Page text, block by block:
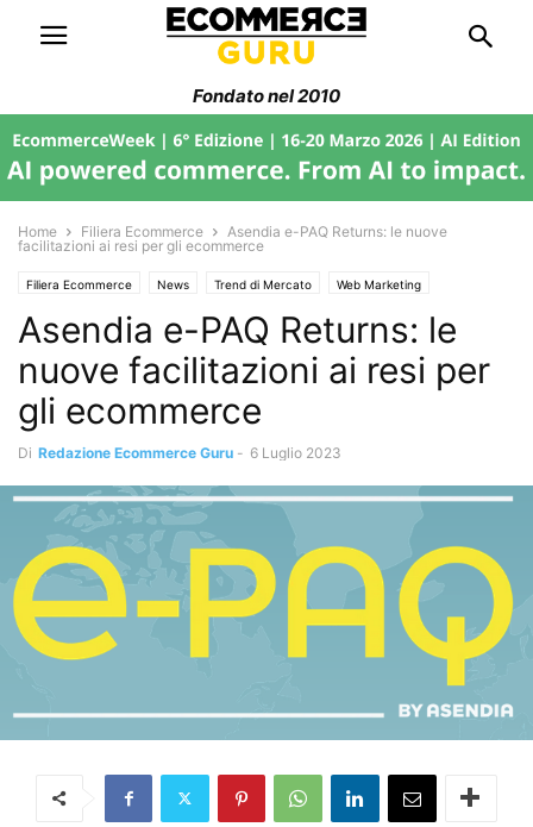
Fondato nel 2010
Home Filiera Ecommerce
Asendia e-PAQ Returns: le nuove
facilitazioni ai resi per gli ecommerce
Filiera Ecommerce News Trend di Mercato Web Marketing
Asendia e-PAQ Returns: le
nuove facilitazioni ai resi per
gli ecommerce
Di Redazione Ecommerce Guru - 6 Luglio 2023